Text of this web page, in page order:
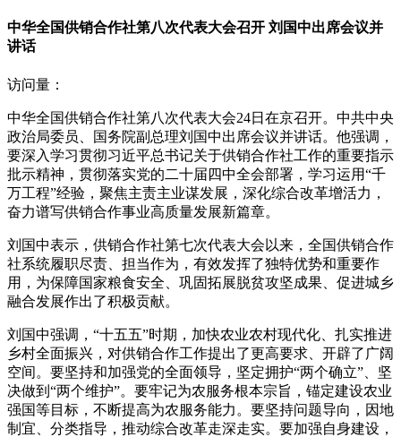
中华全国供销合作社第八次代表大会召开 刘国中出席会议并
讲话
访问量：
中华全国供销合作社第八次代表大会24日在京召开。中共中央
政治局委员、国务院副总理刘国中出席会议并讲话。他强调，
要深入学习贯彻习近平总书记关于供销合作社工作的重要指示
批示精神，贯彻落实党的二十届四中全会部署，学习运用“千
万工程”经验，聚焦主责主业谋发展，深化综合改革增活力，
奋力谱写供销合作事业高质量发展新篇章。
刘国中表示，供销合作社第七次代表大会以来，全国供销合作
社系统履职尽责、担当作为，有效发挥了独特优势和重要作
用，为保障国家粮食安全、巩固拓展脱贫攻坚成果、促进城乡
融合发展作出了积极贡献。
刘国中强调，“十五五”时期，加快农业农村现代化、扎实推进
乡村全面振兴，对供销合作工作提出了更高要求、开辟了广阔
空间。要坚持和加强党的全面领导，坚定拥护“两个确立”、坚
决做到“两个维护”。要牢记为农服务根本宗旨，锚定建设农业
强国等目标，不断提高为农服务能力。要坚持问题导向，因地
制宜、分类指导，推动综合改革走深走实。要加强自身建设，